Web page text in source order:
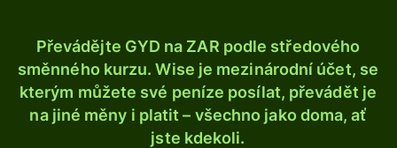
Převádějte GYD na ZAR podle středového
směnného kurzu. Wise je mezinárodní účet, se
kterým můžete své peníze posílat, převádět je
na jiné měny i platit – všechno jako doma, ať
jste kdekoli.